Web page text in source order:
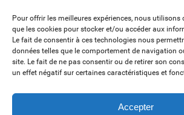
Pour offrir les meilleures expériences, nous utilisons
que les cookies pour stocker et/ou accéder aux
Le fait de consentir à ces technologies nous
données telles que le comportement de navigation
site. Le fait de ne pas consentir ou de retirer son
un effet négatif sur certaines caractéristiques et
Accepter
1, 2, 3... Buzzez !
Découvrez nos kits